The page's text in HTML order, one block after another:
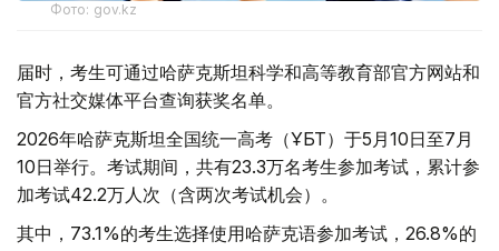
Фото: gov.kz
届时，考生可通过哈萨克斯坦科学和高等教育部官方网站和
官方社交媒体平台查询获奖名单。
2026年哈萨克斯坦全国统一高考（ҰБТ）于5月10日至7月
10日举行。考试期间，共有23.3万名考生参加考试，累计参
加考试42.2万人次（含两次考试机会）。
其中，73.1%的考生选择使用哈萨克语参加考试，26.8%的